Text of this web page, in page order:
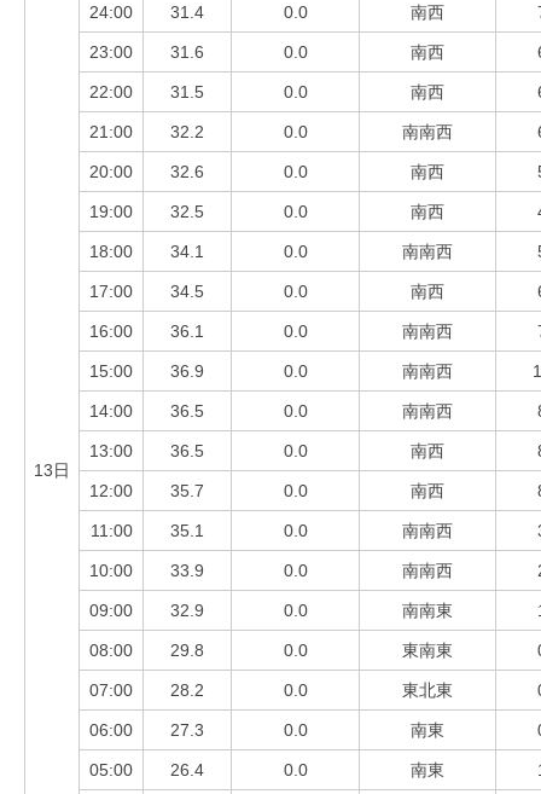
13日
24:00 31.4 0.0 南西
23:00 31.6 0.0 南西
22:00 31.5 0.0 南西
21:00 32.2 0.0 南南西
20:00 32.6 0.0 南西
19:00 32.5 0.0 南西
18:00 34.1 0.0 南南西
17:00 34.5 0.0 南西
16:00 36.1 0.0 南南西
15:00 36.9 0.0 南南西
14:00 36.5 0.0 南南西
13:00 36.5 0.0 南西
12:00 35.7 0.0 南西
11:00 35.1 0.0 南南西
10:00 33.9 0.0 南南西
09:00 32.9 0.0 南南東
08:00 29.8 0.0 東南東
07:00 28.2 0.0 東北東
06:00 27.3 0.0 南東
05:00 26.4 0.0 南東